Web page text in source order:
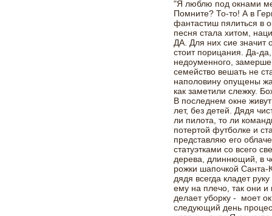
"Я люблю под окнами
Помните? То-то! А в
фантастиш пялиться в
песня стала хитом,
ДА. Для них сие значит
стоит порицания. Да-
недоуменного,
семейство вешать не
наполовину опущены
как заметили слежку.
В последнем окне
лет, без детей. Дядя
ли пилота, то ли
потертой футболке и
представляю его
статуэтками со всего
дерева, длиннющий, в
рожки шапочкой Санта-
дядя всегда кладет
ему на плечо, так они
делает уборку - моет
следующий день